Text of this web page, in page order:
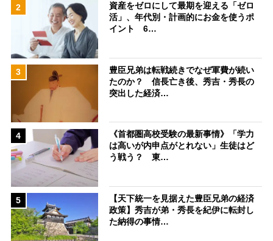
2
資産をゼロにして最期を迎える「ゼロ
活」、年代別・計画的にお金を使うポ
イント 6…
3
豊臣兄弟は転戦続きでなぜ軍費が続い
たのか？ 信長亡き後、秀吉・秀長の
突出した経済…
4
《首都圏高校受験の最新事情》「学力
は高いが内申点がとれない」生徒はど
う戦う？ 東…
5
【天下統一を見据えた豊臣兄弟の経済
政策】秀吉が弟・秀長を紀伊に転封し
た納得の事情…